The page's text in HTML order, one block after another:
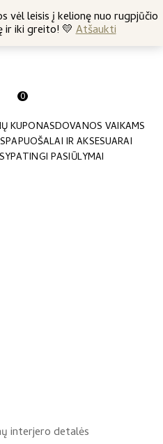
vėl leisis į kelionę nuo rugpjūčio
ir iki greito! 💛Atšaukti
45 Eur +370 682 57369
0
KUPONASDOVANOS VAIKAMS
PAPUOŠALAI IR AKSESUARAI
YPATINGI PASIŪLYMAI
interjero detalės